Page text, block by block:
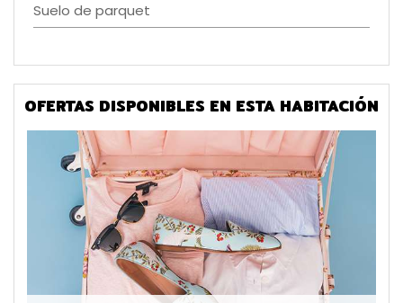
Suelo de parquet
OFERTAS DISPONIBLES EN ESTA HABITACIÓN